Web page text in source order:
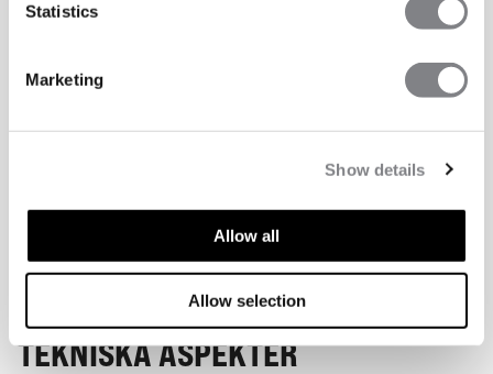
Statistics
Marketing
Show details
Allow all
Allow selection
TEKNISKA ASPEKTER